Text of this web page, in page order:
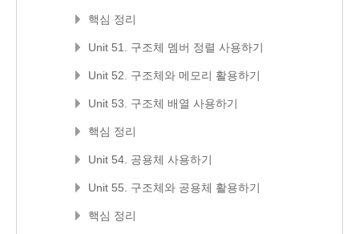
핵심 정리
Unit 51. 구조체 멤버 정렬 사용하기
Unit 52. 구조체와 메모리 활용하기
Unit 53. 구조체 배열 사용하기
핵심 정리
Unit 54. 공용체 사용하기
Unit 55. 구조체와 공용체 활용하기
핵심 정리